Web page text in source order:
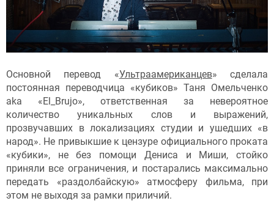
Основной перевод «Ультраамериканцев» сделала
постоянная переводчица «кубиков» Таня Омельченко
aka «El_Brujo», ответственная за невероятное
количество уникальных слов и выражений,
прозвучавших в локализациях студии и ушедших «в
народ». Не привыкшие к цензуре официального проката
«кубики», не без помощи Дениса и Миши, стойко
приняли все ограничения, и постарались максимально
передать «раздолбайскую» атмосферу фильма, при
этом не выходя за рамки приличий.